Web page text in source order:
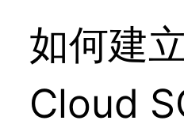
如何建
Cloud